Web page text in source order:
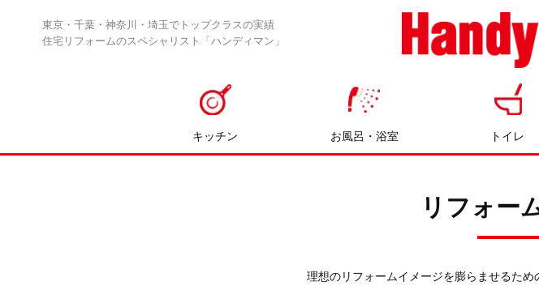
東京・千葉・神奈川・埼玉でトップクラスの実績
住宅リフォームのスペシャリスト「ハンディマン」
お風呂やキッチンのリ
キッチン お風呂・浴室 トイレ
リフォー
理想のリフォームイメージを膨らませるた